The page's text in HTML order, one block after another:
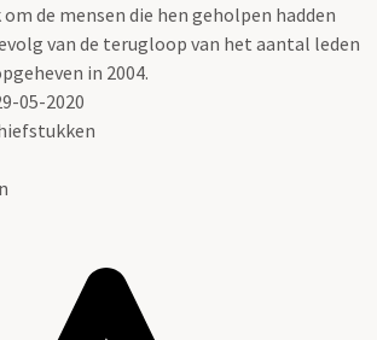
de mensen die hen geholpen hadden
van de terugloop van het aantal leden
in 2004.
05-2020